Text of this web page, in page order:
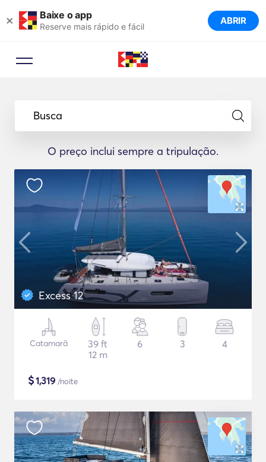
× Baixe o app
Reserve mais rápido e fácil ABRIR
Busca
O preço inclui sempre a tripulação.
Excess 12
Catamarã
39 ft
12 m
6 3 4
$1,319 /noite